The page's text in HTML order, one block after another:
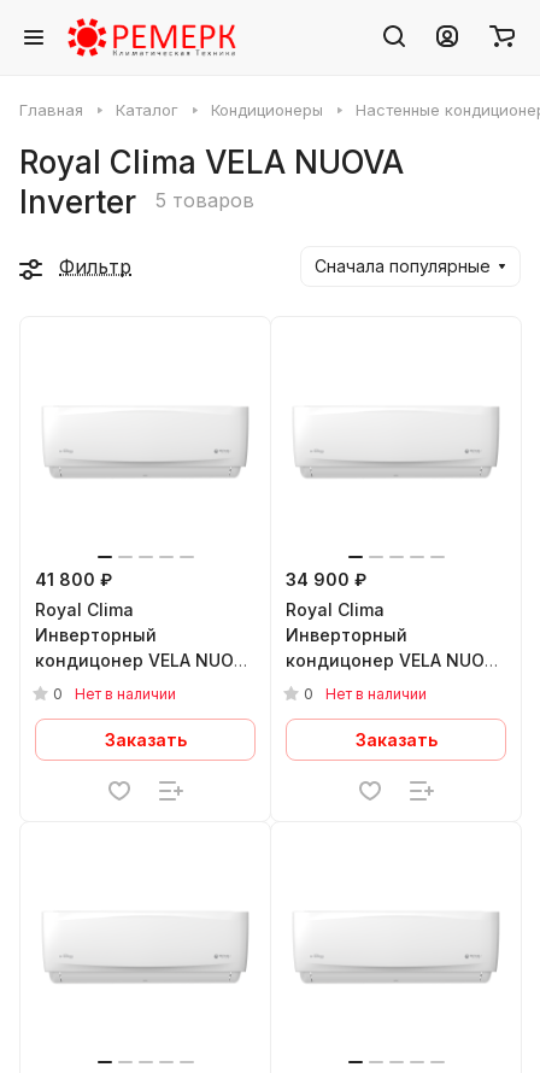
Главная Каталог Кондиционеры Настенные
Royal Clima VELA NUOVA
Inverter
5 товаров
Фильтр Сначала популярные
41 800 ₽
Royal Clima
Инверторный
кондицонер VELA NUOVA
Inverter RCI-VXI35HN
0 Нет в наличии
Заказать
34 900 ₽
Royal Clima
Инверторный
кондицонер VELA NUOVA
Inverter RCI-VXI22HN
0 Нет в наличии
Заказать